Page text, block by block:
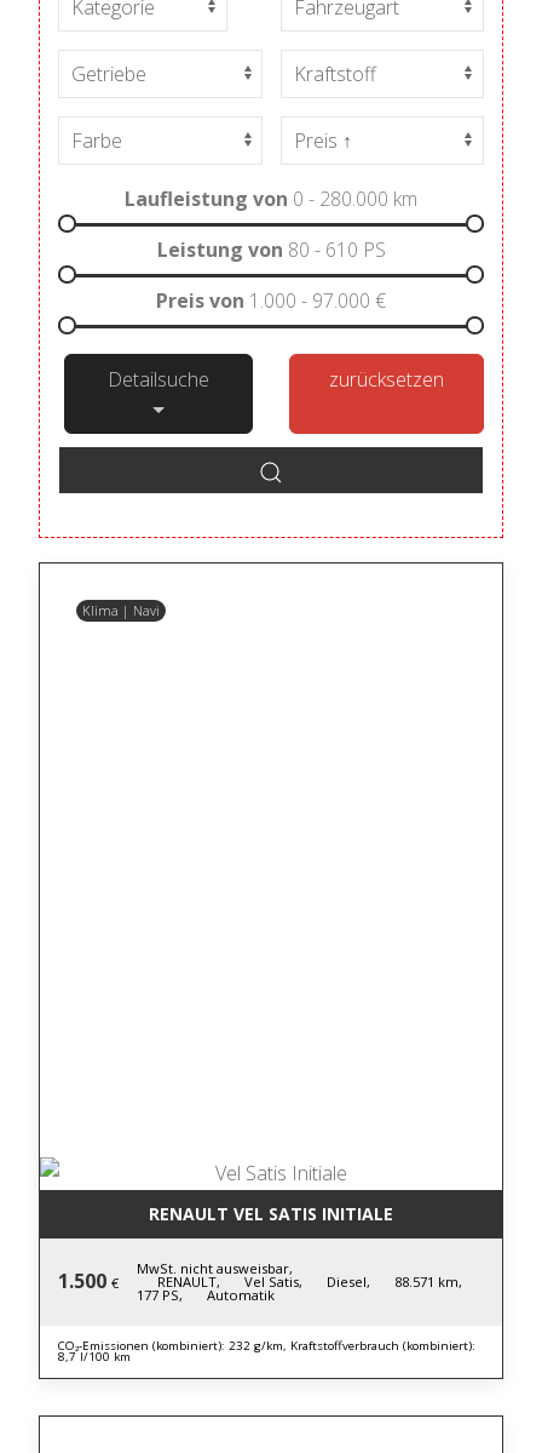
Laufleistung von 0 - 280.000 km
Leistung von 80 - 610 PS
Preis von 1.000 - 97.000 €
Detailsuche zurücksetzen
Klima | Navi
RENAULT VEL SATIS INITIALE
1.500 €
MwSt. nicht ausweisbar,
RENAULT, Vel Satis, Diesel, 88.571 km,
177 PS, Automatik
CO₂-Emissionen (kombiniert): 232 g/km, Kraftstoffverbrauch (kombiniert):
8,7 l/100 km